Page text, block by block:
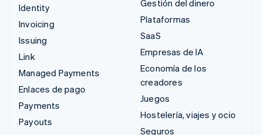
Identity
Invoicing
Issuing
Link
Managed Payments
Enlaces de pago
Payments
Payouts
Gestión del dinero
Plataformas
SaaS
Empresas de IA
Economía de los
creadores
Juegos
Hostelería, viajes y ocio
Seguros